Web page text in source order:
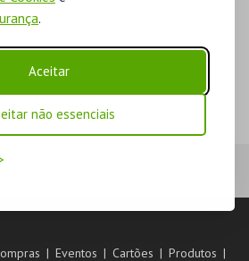
.
Aceitar
não essenciais
permite-lhe acompanhar as suas
Eventos Cartões
Produtos